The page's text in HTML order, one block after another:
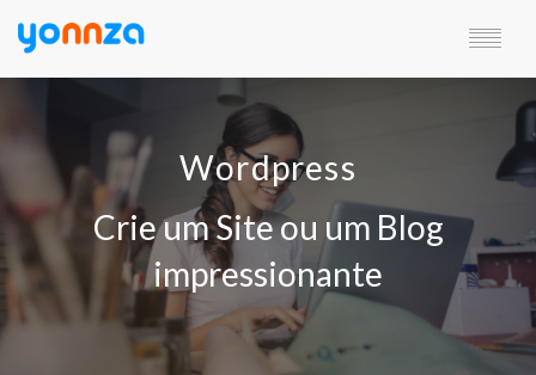
CARATERÍTICAS
ÁREA DE CLIENTES
Wordpress
Crie um Site ou um Blog
impressionante